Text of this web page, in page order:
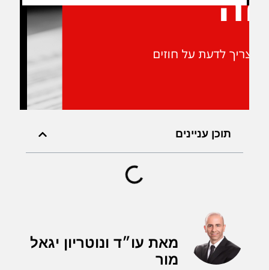
תוכן עניינים
מאת עו״ד ונוטריון יגאל
מור